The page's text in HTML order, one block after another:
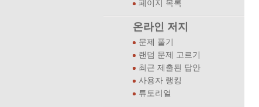
페이지 목록
온라인 저지
문제 풀기
랜덤 문제 고르기
최근 제출된 답안
사용자 랭킹
튜토리얼